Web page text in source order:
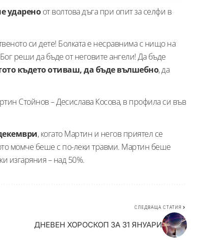
удареноот волтова дъга при опит за селфи в
си дете! Болката е несравнима с нищо на
реши да бъде от неговите ангели! Да бъде
където отиваш, да бъде вълшебно, да
Стойнов – Десислава Косова, в профила си във
, когато Мартин и негов приятел се
момче беше с по-леки травми. Мартин беше
изгаряния – над 50%.
СЛЕДВАЩА СТАТИЯ
ДНЕВЕН ХОРОСКОП ЗА 31 ЯНУАРИ